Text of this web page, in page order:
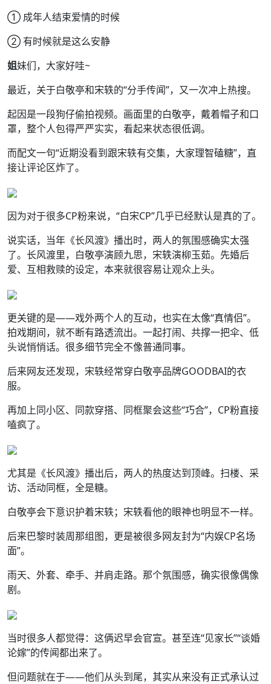
① 成年人结束爱情的时候
② 有时候就是这么安静
姐妹们，大家好哇~
最近，关于白敬亭和宋轶的“分手传闻”，又一次冲上热搜。
起因是一段狗仔偷拍视频。画面里的白敬亭，戴着帽子和口
罩，整个人包得严严实实，看起来状态很低调。
而配文一句“近期没看到跟宋轶有交集，大家理智磕糖”，直
接让评论区炸了。
因为对于很多CP粉来说，“白宋CP”几乎已经默认是真的了。
说实话，当年《长风渡》播出时，两人的氛围感确实太强
了。长风渡里，白敬亭演顾九思，宋轶演柳玉茹。先婚后
爱、互相救赎的设定，本来就很容易让观众上头。
更关键的是——戏外两个人的互动，也实在太像“真情侣”。
拍戏期间，就不断有路透流出。一起打闹、共撑一把伞、低
头说悄悄话。很多细节完全不像普通同事。
后来网友还发现，宋轶经常穿白敬亭品牌GOODBAI的衣
服。
再加上同小区、同款穿搭、同框聚会这些“巧合”，CP粉直接
嗑疯了。
尤其是《长风渡》播出后，两人的热度达到顶峰。扫楼、采
访、活动同框，全是糖。
白敬亭会下意识护着宋轶；宋轶看他的眼神也明显不一样。
后来巴黎时装周那组图，更是被很多网友封为“内娱CP名场
面”。
雨天、外套、牵手、并肩走路。那个氛围感，确实很像偶像
剧。
当时很多人都觉得：这俩迟早会官宣。甚至连“见家长”“谈婚
论嫁”的传闻都出来了。
但问题就在于——他们从头到尾，其实从来没有正式承认过